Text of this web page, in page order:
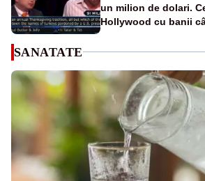
un milion de dolari.
Hollywood cu banii
SANATATE